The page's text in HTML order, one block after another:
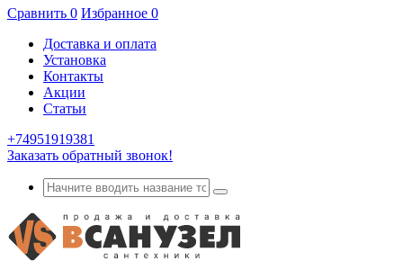
Сравнить 0 Избранное 0
Доставка и оплата
Установка
Контакты
Акции
Статьи
+74951919381
Заказать обратный звонок!